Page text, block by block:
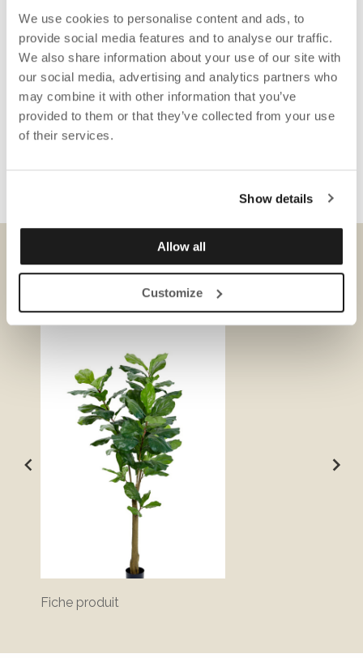
We use cookies to personalise content and ads, to
provide social media features and to analyse our traffic.
We also share information about your use of our site with
our social media, advertising and analytics partners who
may combine it with other information that you’ve
provided to them or that they’ve collected from your use
of their services.
Show details
Allow all
Customize
DONWLOADS
Fiche produit